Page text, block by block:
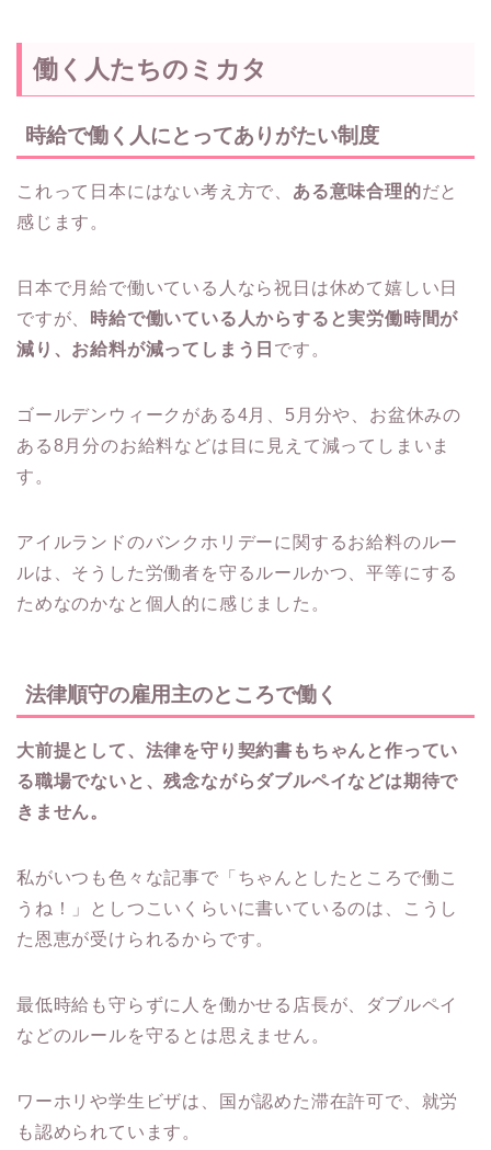
働く人たちのミカタ
時給で働く人にとってありがたい制度
これって日本にはない考え方で、 ある意味合理的だと
感じます。
日本で月給で働いている人なら祝日は休めて嬉しい日
ですが、
時給で働いている人からすると実労働時間が
減り、お給料が減ってしまう日 です。
ゴールデンウィークがある4月、5月分や、お盆休みの
ある8月分のお給料などは目に見えて減ってしまいま
す。
アイルランドのバンクホリデーに関するお給料のルー
ルは、そうした労働者を守るルールかつ、平等にする
ためなのかなと個人的に感じました。
法律順守の雇用主のところで働く
大前提として、法律を守り契約書もちゃんと作ってい
る職場でないと、残念ながらダブルペイなどは期待で
きません。
私がいつも色々な記事で「ちゃんとしたところで働こ
うね！」としつこいくらいに書いているのは、こうし
た恩恵が受けられるからです。
最低時給も守らずに人を働かせる店長が、ダブルペイ
などのルールを守るとは思えません。
ワーホリや学生ビザは、国が認めた滞在許可で、就労
も認められています。